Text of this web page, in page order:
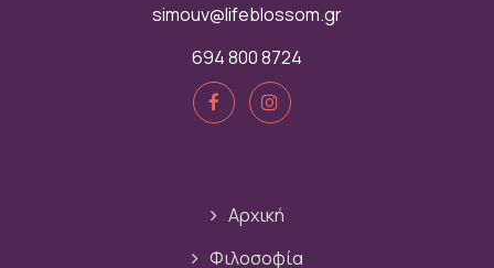
simouv@lifeblossom.gr
694 800 8724
Αρχική
Φιλοσοφία